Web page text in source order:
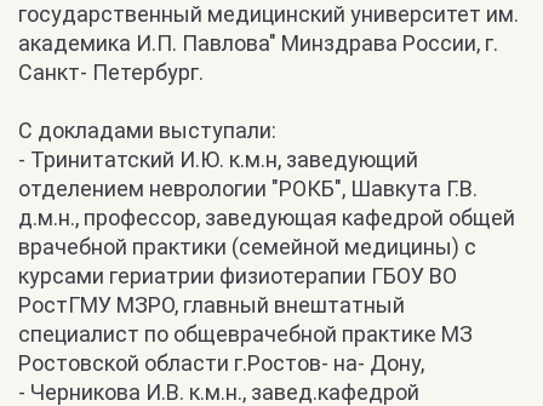
государственный медицинский университет им.
академика И.П. Павлова" Минздрава России, г.
Санкт- Петербург.
С докладами выступали:
- Тринитатский И.Ю. к.м.н, заведующий
отделением неврологии "РОКБ", Шавкута Г.В.
д.м.н., профессор, заведующая кафедрой общей
врачебной практики (семейной медицины) с
курсами гериатрии физиотерапии ГБОУ ВО
РостГМУ МЗРО, главный внештатный
специалист по общеврачебной практике МЗ
Ростовской области г.Ростов- на- Дону,
- Черникова И.В. к.м.н., завед.кафедрой